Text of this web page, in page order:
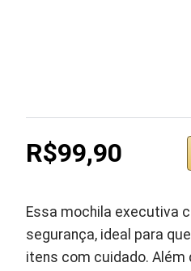
R$99,90
Essa mochila executiva
segurança, ideal para
itens com cuidado. Além